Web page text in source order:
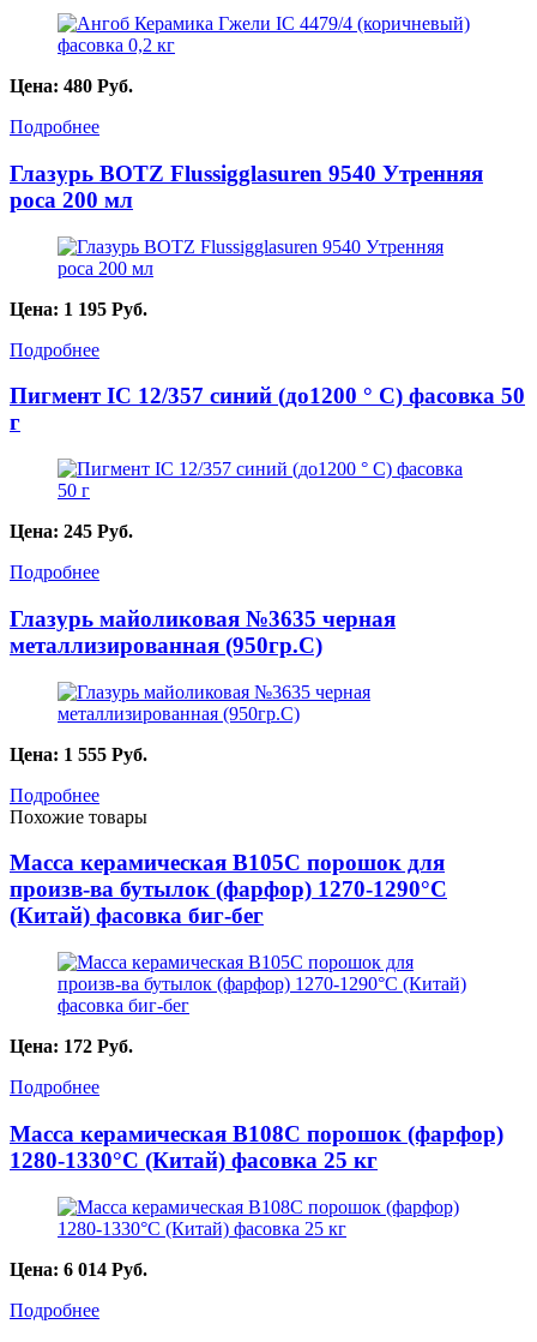
Цена: 480 Руб.
Подробнее
Глазурь BOTZ Flussigglasuren 9540 Утренняя
роса 200 мл
Цена: 1 195 Руб.
Подробнее
Пигмент IC 12/357 синий (до1200 ° С) фасовка 50
г
Цена: 245 Руб.
Подробнее
Глазурь майоликовая №3635 черная
металлизированная (950гр.С)
Цена: 1 555 Руб.
Подробнее
Похожие товары
Масса керамическая B105C порошок для
произв-ва бутылок (фарфор) 1270-1290°С
(Китай) фасовка биг-бег
Цена: 172 Руб.
Подробнее
Масса керамическая B108C порошок (фарфор)
1280-1330°С (Китай) фасовка 25 кг
Цена: 6 014 Руб.
Подробнее